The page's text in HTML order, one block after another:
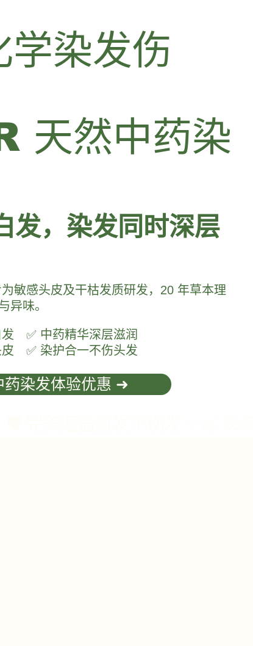
学染发伤
天然中药染
发，染发同时深层
敏感头皮及干枯发质研发，20 年草本理
异味。
✅ 中药精华深层滋润
✅ 染护合一不伤头发
药染发体验优惠 ➜